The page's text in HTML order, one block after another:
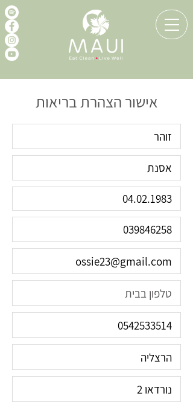
אישור הצהרת בריאות